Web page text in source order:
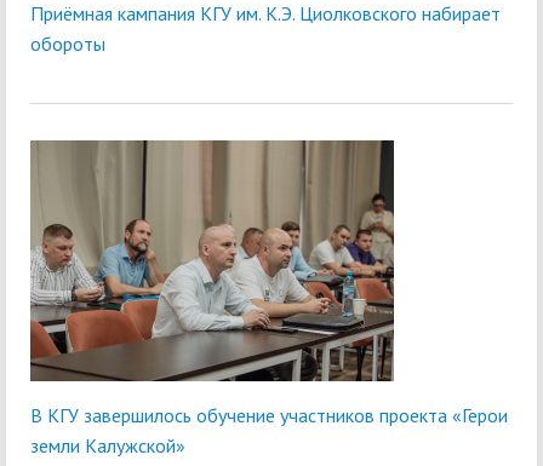
Приёмная кампания КГУ им. К.Э. Циолковского набирает
обороты
В КГУ завершилось обучение участников проекта «Герои
земли Калужской»